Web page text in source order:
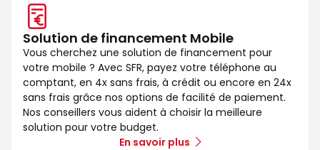
Solution de financement Mobile
Vous cherchez une solution de financement pour
votre mobile ? Avec SFR, payez votre téléphone au
comptant, en 4x sans frais, à crédit ou encore en 24x
sans frais grâce nos options de facilité de paiement.
Nos conseillers vous aident à choisir la meilleure
solution pour votre budget.
En savoir plus